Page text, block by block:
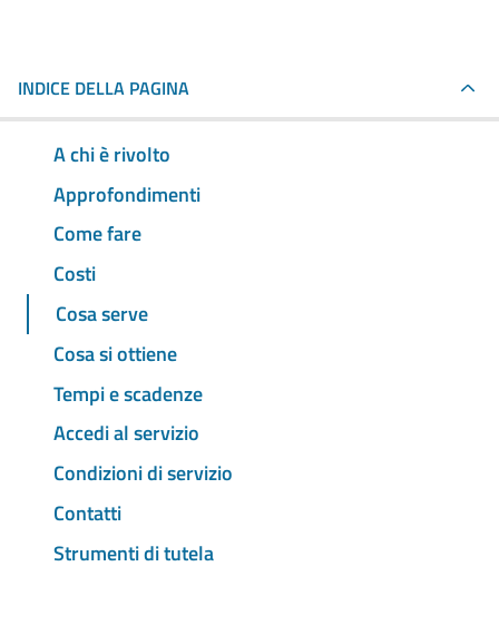
INDICE DELLA PAGINA
A chi è rivolto
Approfondimenti
Come fare
Costi
Cosa serve
Cosa si ottiene
Tempi e scadenze
Accedi al servizio
Condizioni di servizio
Contatti
Strumenti di tutela